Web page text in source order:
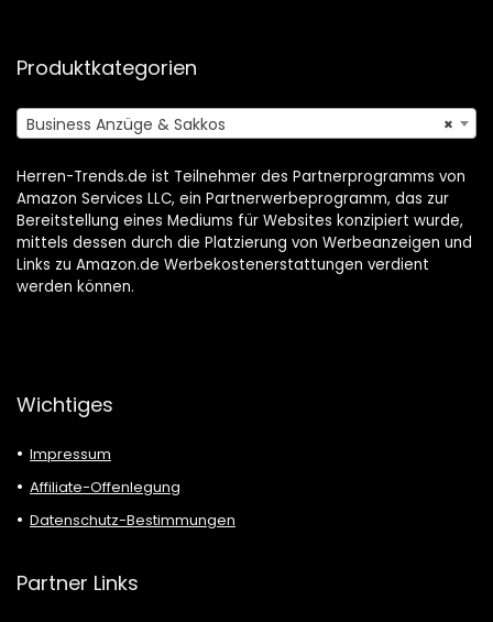
Produktkategorien
×
Business Anzüge & Sakkos
Herren-Trends.de ist Teilnehmer des Partnerprogramms von
Amazon Services LLC, ein Partnerwerbeprogramm, das zur
Bereitstellung eines Mediums für Websites konzipiert wurde,
mittels dessen durch die Platzierung von Werbeanzeigen und
Links zu Amazon.de Werbekostenerstattungen verdient
werden können.
Wichtiges
Impressum
Affiliate-Offenlegung
Datenschutz-Bestimmungen
Partner Links